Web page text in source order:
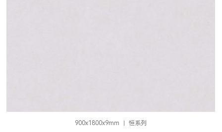
900x1800x9mm 恒系列